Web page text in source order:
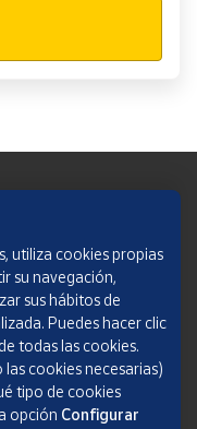
utiliza cookies propias
su navegación,
sus hábitos de
Puedes hacer clic
todas las cookies.
cookies necesarias)
tipo de cookies
opción Configurar